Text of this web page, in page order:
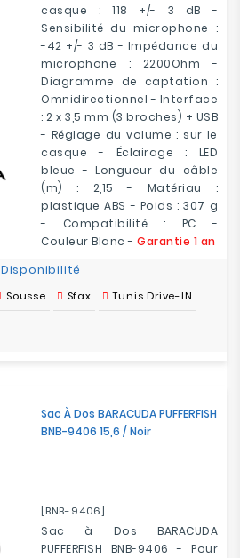
casque : 118 +/- 3 dB -
Sensibilité du microphone :
-42 +/- 3 dB - Impédance du
microphone : 2200Ohm -
Diagramme de captation :
Omnidirectionnel - Interface
: 2 x 3,5 mm (3 broches) + USB
- Réglage du volume : sur le
casque - Éclairage : LED
bleue - Longueur du câble
(m) : 2,15 - Matériau :
plastique ABS - Poids : 307 g
- Compatibilité : PC -
Couleur Blanc - Garantie 1 an
Disponibilité
Sousse Sfax Tunis Drive-IN
Sac À Dos BARACUDA PUFFERFISH
BNB-9406 15,6 / Noir
[BNB-9406]
Sac à Dos BARACUDA
PUFFERFISH BNB-9406 - Pour